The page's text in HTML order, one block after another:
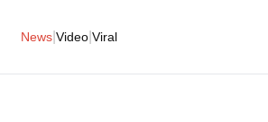
News Video Viral